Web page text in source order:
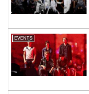
EVENTS